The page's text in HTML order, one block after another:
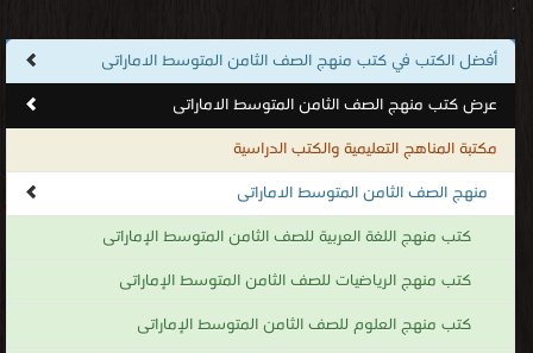
أفضل الكتب في كتب منهج الصف الثامن المتوسط الاماراتى
عرض كتب منهج الصف الثامن المتوسط الاماراتى
مكتبة المناهج التعليمية والكتب الدراسية
منهج الصف الثامن المتوسط الاماراتى
كتب منهج اللغة العربية للصف الثامن المتوسط الإماراتى
كتب منهج الرياضيات للصف الثامن المتوسط الإماراتى
كتب منهج العلوم للصف الثامن المتوسط الإماراتى